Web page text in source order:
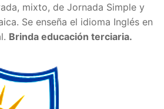
mixto, de Jornada Simple y
Se enseña el idioma Inglés en
Brinda educación terciaria.